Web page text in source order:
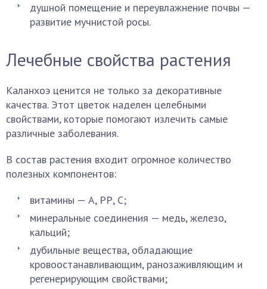
душной помещение и переувлажнение почвы —
развитие мучнистой росы.
Лечебные свойства растения
Каланхоэ ценится не только за декоративные
качества. Этот цветок наделен целебными
свойствами, которые помогают излечить самые
различные заболевания.
В состав растения входит огромное количество
полезных компонентов:
витамины — А, РР, С;
минеральные соединения — медь, железо,
кальций;
дубильные вещества, обладающие
кровоостанавливающим, ранозаживляющим и
регенерирующим свойствами;